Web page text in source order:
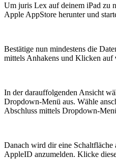
Um juris Lex auf deinem iPad zu
Apple AppStore herunter und
Bestätige nun mindestens die
mittels Anhakens und Klicken auf
In der darauffolgenden Ansicht
Dropdown-Menü aus. Wähle
Abschluss mittels Dropdown-
Danach wird dir eine Schaltfläche
AppleID anzumelden. Klicke